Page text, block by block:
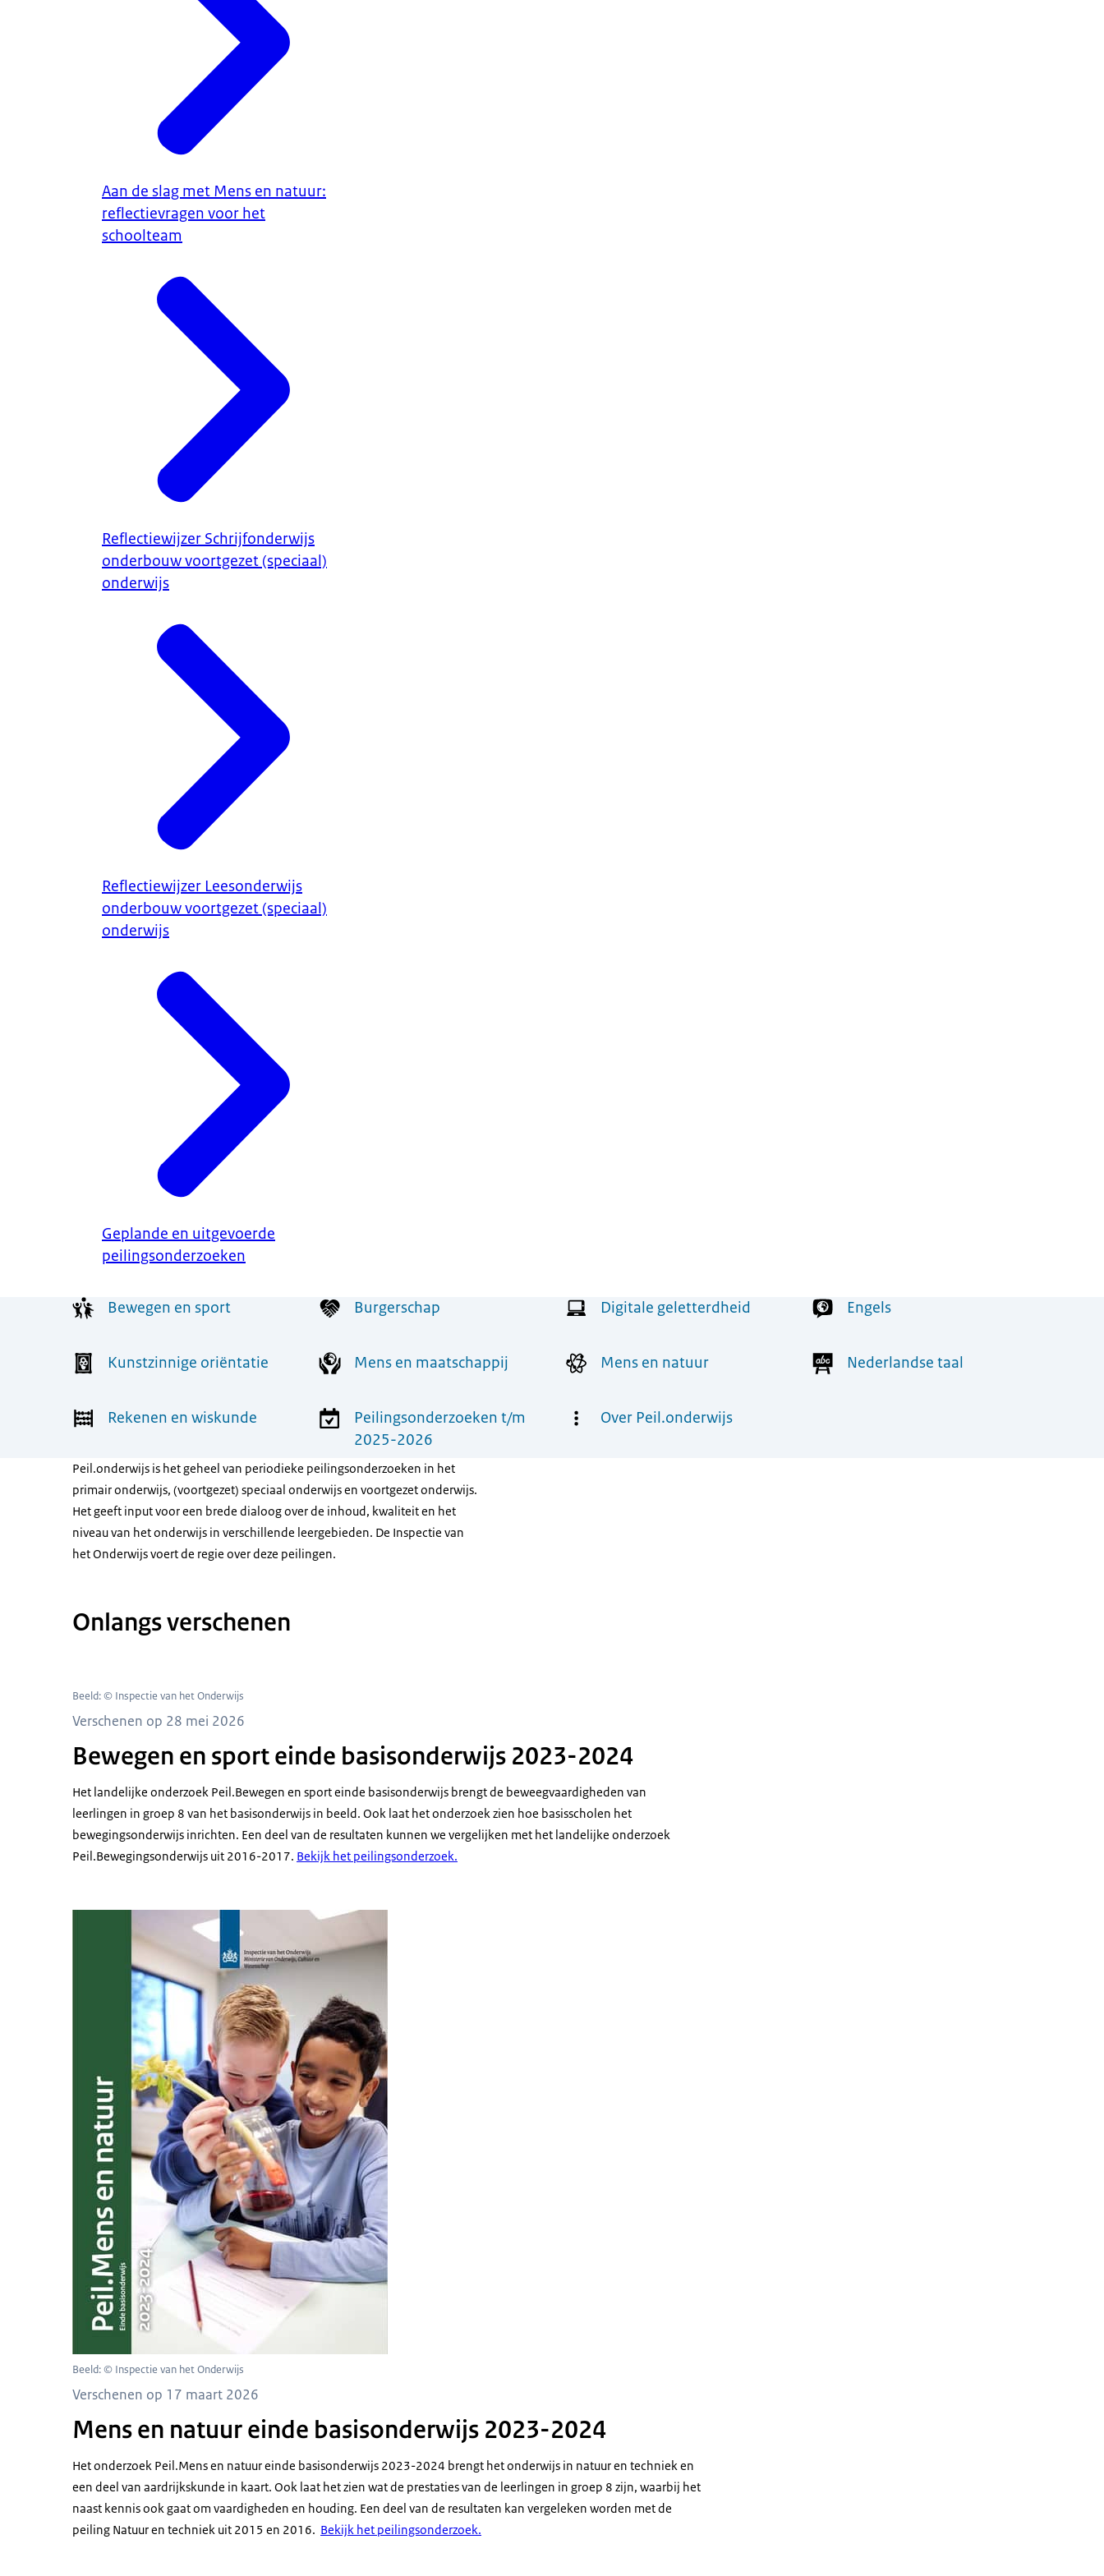
Aan de slag met Mens en natuur:
reflectievragen voor het
schoolteam
Reflectiewijzer Schrijfonderwijs
onderbouw voortgezet (speciaal)
onderwijs
Reflectiewijzer Leesonderwijs
onderbouw voortgezet (speciaal)
onderwijs
Geplande en uitgevoerde
peilingsonderzoeken
Bewegen en sport Burgerschap Digitale geletterdheid Engels
Kunstzinnige oriëntatie Mens en maatschappij Mens en natuur Nederlandse taal
Rekenen en wiskunde
Peilingsonderzoeken t/m
2025-2026
Over Peil.onderwijs
Peil.onderwijs is het geheel van periodieke peilingsonderzoeken in het
primair onderwijs, (voortgezet) speciaal onderwijs en voortgezet onderwijs.
Het geeft input voor een brede dialoog over de inhoud, kwaliteit en het
niveau van het onderwijs in verschillende leergebieden. De Inspectie van
het Onderwijs voert de regie over deze peilingen.
Onlangs verschenen
Beeld: © Inspectie van het Onderwijs
Verschenen op 28 mei 2026
Bewegen en sport einde basisonderwijs 2023-2024
Het landelijke onderzoek Peil.Bewegen en sport einde basisonderwijs brengt de beweegvaardigheden van
leerlingen in groep 8 van het basisonderwijs in beeld. Ook laat het onderzoek zien hoe basisscholen het
bewegingsonderwijs inrichten. Een deel van de resultaten kunnen we vergelijken met het landelijke onderzoek
Peil.Bewegingsonderwijs uit 2016-2017. Bekijk het peilingsonderzoek.
Beeld: © Inspectie van het Onderwijs
Verschenen op 17 maart 2026
Mens en natuur einde basisonderwijs 2023-2024
Het onderzoek Peil.Mens en natuur einde basisonderwijs 2023-2024 brengt het onderwijs in natuur en techniek en
een deel van aardrijkskunde in kaart. Ook laat het zien wat de prestaties van de leerlingen in groep 8 zijn, waarbij het
naast kennis ook gaat om vaardigheden en houding. Een deel van de resultaten kan vergeleken worden met de
peiling Natuur en techniek uit 2015 en 2016. Bekijk het peilingsonderzoek.